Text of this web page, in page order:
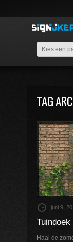
TAG
juni 9,
Tuindoek
Haal de